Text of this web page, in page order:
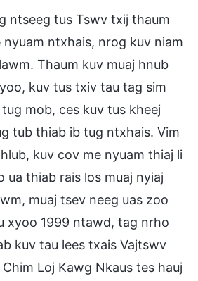
ntseeg tus Tswv txij thaum
ntxhais, nrog kuv niam
Thaum kuv muaj hnub
kuv tus txiv tau tag sim
mob, ces kuv tus kheej
tub thiab ib tug ntxhais. Vim
kuv cov me nyuam thiaj li
ua thiab rais los muaj nyiaj
muaj tsev neeg uas zoo
xyoo 1999 ntawd, tag nrho
kuv tau lees txais Vajtswv
Loj Kawg Nkaus tes hauj